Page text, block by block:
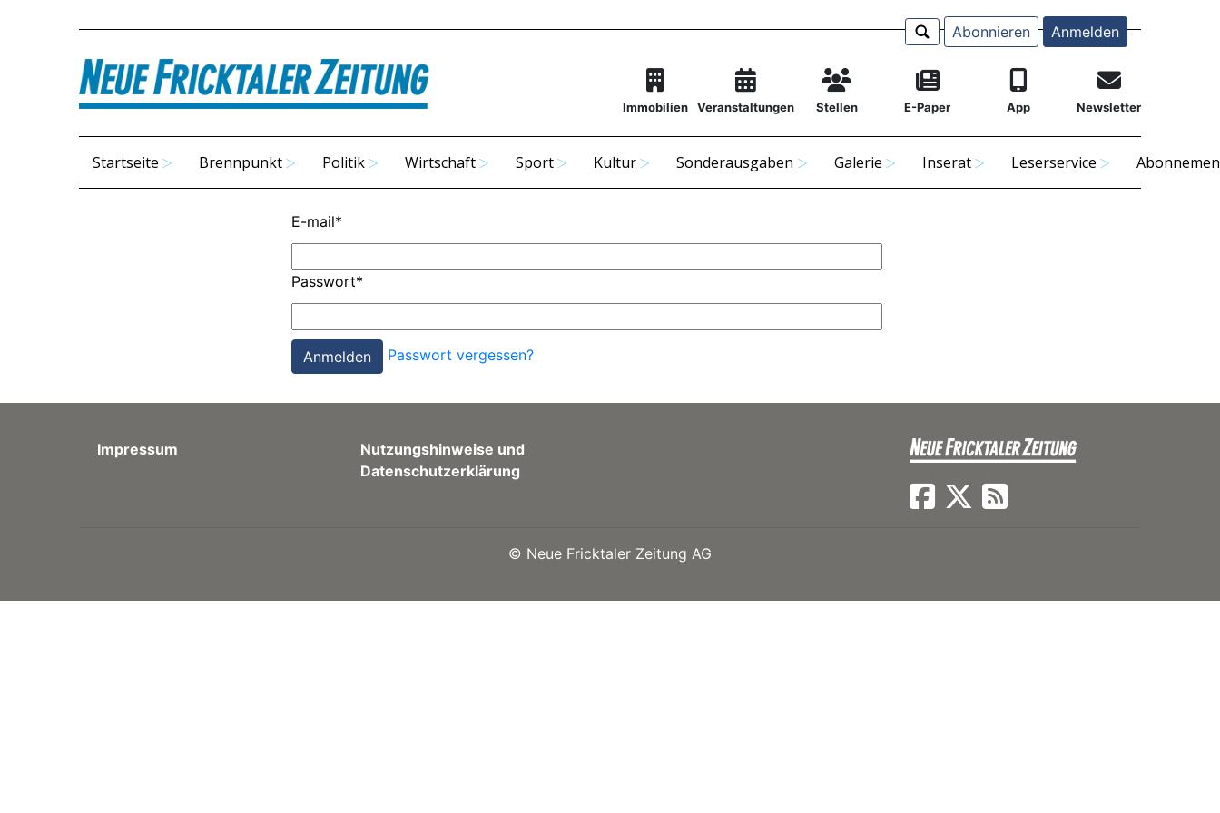
Abonnieren Anmelden
Immobilien Veranstaltungen Stellen E-Paper App Newsletter
Startseite Brennpunkt Politik Wirtschaft Sport Kultur Sonderausgaben Galerie Inserat Leserservice
E-mail*
Passwort*
Passwort vergessen?
Impressum
Nutzungshinweise und
Datenschutzerklärung
© Neue Fricktaler Zeitung AG